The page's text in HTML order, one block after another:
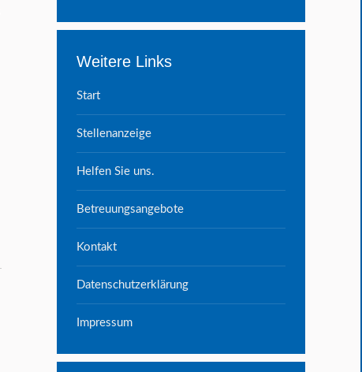
Weitere Links
Start
Stellenanzeige
Helfen Sie uns.
Betreuungsangebote
Kontakt
Datenschutzerklärung
Impressum